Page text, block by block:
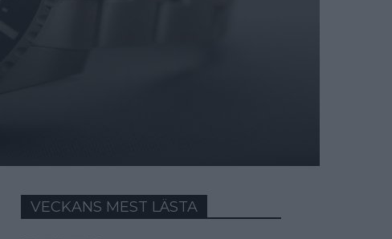
VECKANS MEST LÄSTA